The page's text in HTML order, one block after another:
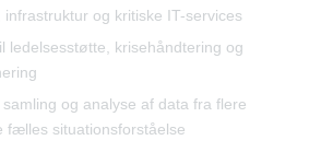
og kritiske IT-services
ledelsesstøtte, krisehåndtering og
og analyse af data fra flere
fælles situationsforståelse